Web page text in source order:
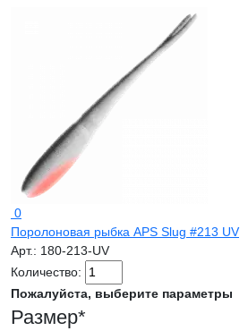
0
Поролоновая рыбка APS Slug #213 UV
Арт.: 180-213-UV
Количество:
Пожалуйста, выберите параметры
Размер*